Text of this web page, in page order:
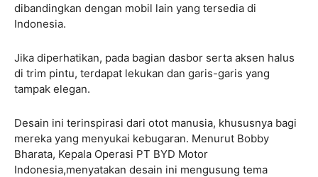
dibandingkan dengan mobil lain yang tersedia di
Indonesia.
Jika diperhatikan, pada bagian dasbor serta aksen halus
di trim pintu, terdapat lekukan dan garis-garis yang
tampak elegan.
Desain ini terinspirasi dari otot manusia, khususnya bagi
mereka yang menyukai kebugaran. Menurut Bobby
Bharata, Kepala Operasi PT BYD Motor
Indonesia,menyatakan desain ini mengusung tema